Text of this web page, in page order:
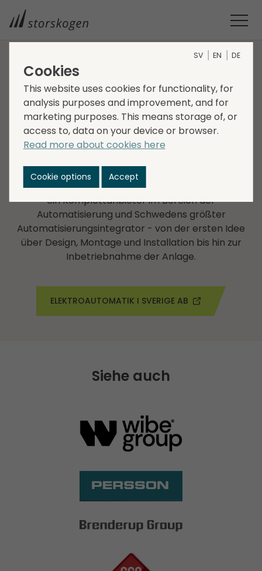
UNTERNEHMEN IM GESCHÄFTS­BEREICH INDUSTRY
Elektroautomatik i Sverige
AB
und war ursprünglich Berater im Bereich Elektro-
und Steuerungstechnik. Heute ist das Unternehmen
ein Komplettanbieter im Bereich der
Automatisierung und Schwedens größter
Automatisierungsintegrator - von der ersten Idee
über Design, Montage und Installation bis hin zur
Inbetriebnahme der Anlage.
ELEKTROAUTOMATIK I SVERIGE AB
Siehe auch
SV EN DE
Cookies
This website uses cookies for functionality, for
analysis purposes and improvement, and for
marketing purposes. This means storage of, or
access to, data on your device or browser.
Read more about cookies here
Cookie options Accept